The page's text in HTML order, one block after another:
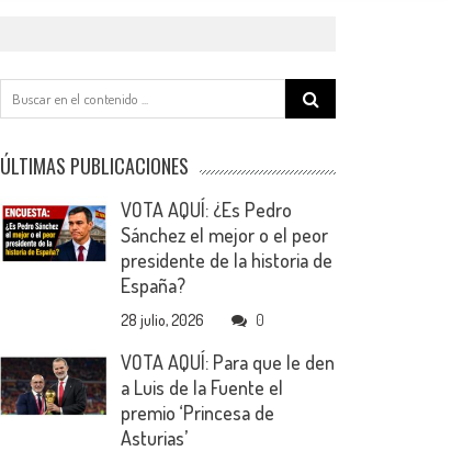
Search
for:
ÚLTIMAS PUBLICACIONES
VOTA AQUÍ: ¿Es Pedro
Sánchez el mejor o el peor
presidente de la historia de
España?
28 julio, 2026 0
VOTA AQUÍ: Para que le den
a Luis de la Fuente el
premio ‘Princesa de
Asturias’